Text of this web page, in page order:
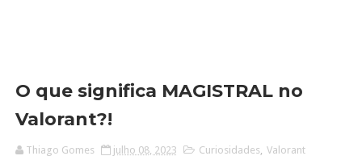
O que significa MAGISTRAL no
Valorant?!
Thiago Gomes julho 08, 2023 Curiosidades Valorant